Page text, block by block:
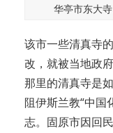
华亭市东大
该市一些清真寺
改，就被当地政
那里的清真寺是
阻伊斯兰教“中国
志。固原市因回